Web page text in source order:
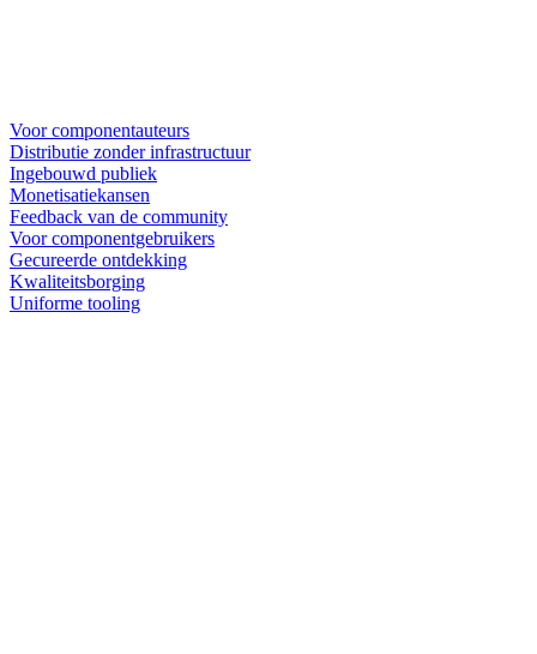
Voor componentauteurs
Distributie zonder infrastructuur
Ingebouwd publiek
Monetisatiekansen
Feedback van de community
Voor componentgebruikers
Gecureerde ontdekking
Kwaliteitsborging
Uniforme tooling